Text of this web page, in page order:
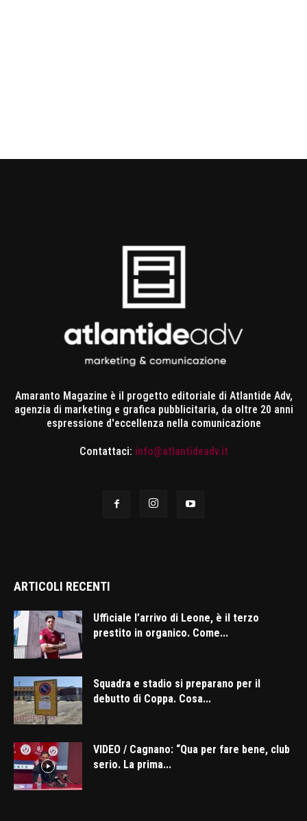
Amaranto Magazine è il progetto editoriale di Atlantide Adv,
agenzia di marketing e grafica pubblicitaria, da oltre 20 anni
espressione d'eccellenza nella comunicazione
Contattaci: info@atlantideadv.it
ARTICOLI RECENTI
Ufficiale l’arrivo di Leone, è il terzo
prestito in organico. Come...
Squadra e stadio si preparano per il
debutto di Coppa. Cosa...
VIDEO / Cagnano: “Qua per fare bene, club
serio. La prima...